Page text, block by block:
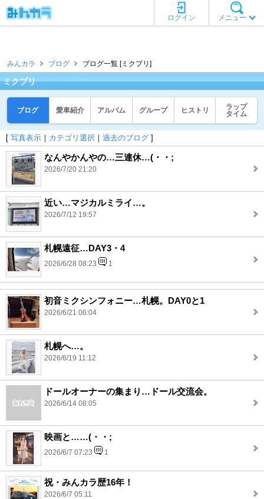
メニュー
ログイン
みんカラ ブログ ブログ一覧 [ミクプリ]
ミクプリ
ブログ 愛車紹介 アルバム グループ ヒストリ
ラップ
タイム
[ 写真表示 ｜ カテゴリ選択 ｜ 過去のブログ ]
なんやかんやの…三連休…(・・;
2026/7/20 21:20
近い…マジカルミライ…。
2026/7/12 19:57
札幌遠征…DAY3・4
2026/6/28 08:23 1
初音ミクシンフォニー…札幌。DAY0と1
2026/6/21 06:04
札幌へ…。
2026/6/19 11:12
ドールオーナーの集まり…ドール交流会。
2026/6/14 08:05
映画と……(・・;
2026/6/7 07:23 1
祝・みんカラ歴16年！
2026/6/7 05:11